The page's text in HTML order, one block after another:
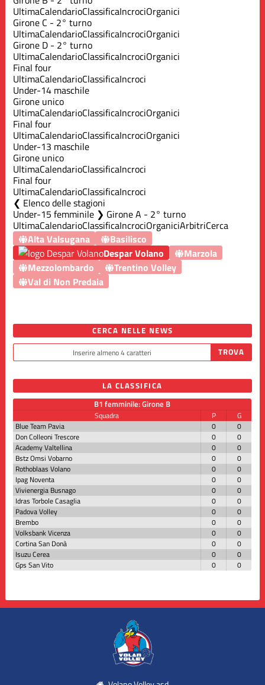
UltimaCalendarioClassificaIncrociOrganici
Girone C - 2° turno
UltimaCalendarioClassificaIncrociOrganici
Girone D - 2° turno
UltimaCalendarioClassificaIncrociOrganici
Final four
UltimaCalendarioClassificaIncroci
Under-14 maschile
Girone unico
UltimaCalendarioClassificaIncrociOrganici
Final four
UltimaCalendarioClassificaIncrociOrganici
Under-13 maschile
Girone unico
UltimaCalendarioClassificaIncroci
Final four
UltimaCalendarioClassificaIncroci
Elenco delle stagioni
Under-15 femminile ❯ Girone A - 2° turno
UltimaCalendarioClassificaIncrociOrganiciArbitriCerca
Alta Valsugana
Basilisco
Despar Volano
Marzola
Mezzolombardo
Trentino Volley
Val di Non Predaia
CERCA NELLE NEWS
LA CLASSIFICA
B1 femminile: Girone B
Squadra P
G
Blue Team Pavia
0
0
Don Colleoni Trescore
0
0
Academy Valtellina
0
0
Bstz Omsi Vobarno
0
0
Rothoblaas Volano
0
0
Ipag Noventa
0
0
Vivienergia Busnago
0
0
Idras Torbole Casaglia
0
0
Padova Volley
0
0
Brembo
0
0
Volksbank Vicenza
0
0
Cortina San Donà
0
0
Isuzu Cerea
0
0
Gps San Vito
0 0